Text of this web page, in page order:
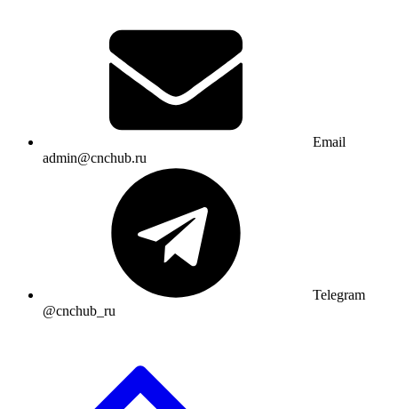
Email
admin@cnchub.ru
Telegram
@cnchub_ru